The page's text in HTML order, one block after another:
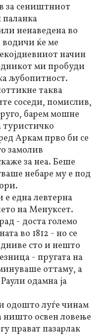
за сеништниот
ненаведена во
ќе ме
начин
ми пробуди
љубопитност.
таква
соседи, помислив,
барем мошне
туристичко
Аркам прво би се
замолив
за неа. Беше
небаре му е под
е една левтерна
на Менуксет.
- доста големо
во 1812 - но се
сто и нешто
- пругата на
оттаму, а
одамна ја
одошто луѓе чинам
ништо освен ловење
прават пазарлак